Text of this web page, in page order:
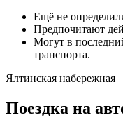
Ещё не
Предпочитают
Могут в
транспорта.
Ялтинская набережная
Поездка на